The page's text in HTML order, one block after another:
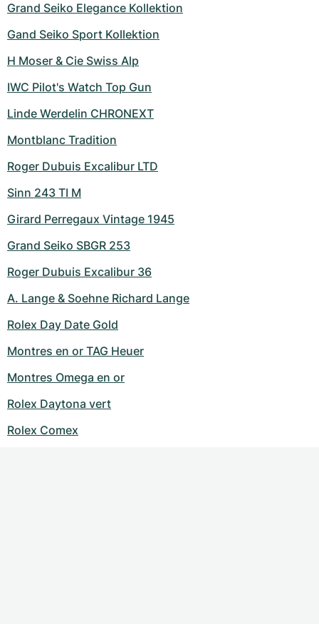
Grand Seiko Elegance Kollektion
Gand Seiko Sport Kollektion
H Moser & Cie Swiss Alp
IWC Pilot's Watch Top Gun
Linde Werdelin CHRONEXT
Montblanc Tradition
Roger Dubuis Excalibur LTD
Sinn 243 TI M
Girard Perregaux Vintage 1945
Grand Seiko SBGR 253
Roger Dubuis Excalibur 36
A. Lange & Soehne Richard Lange
Rolex Day Date Gold
Montres en or TAG Heuer
Montres Omega en or
Rolex Daytona vert
Rolex Comex